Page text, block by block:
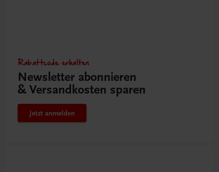
Rabattcode erhalten
Newsletter abonnieren
& Versandkosten sparen
Jetzt anmelden